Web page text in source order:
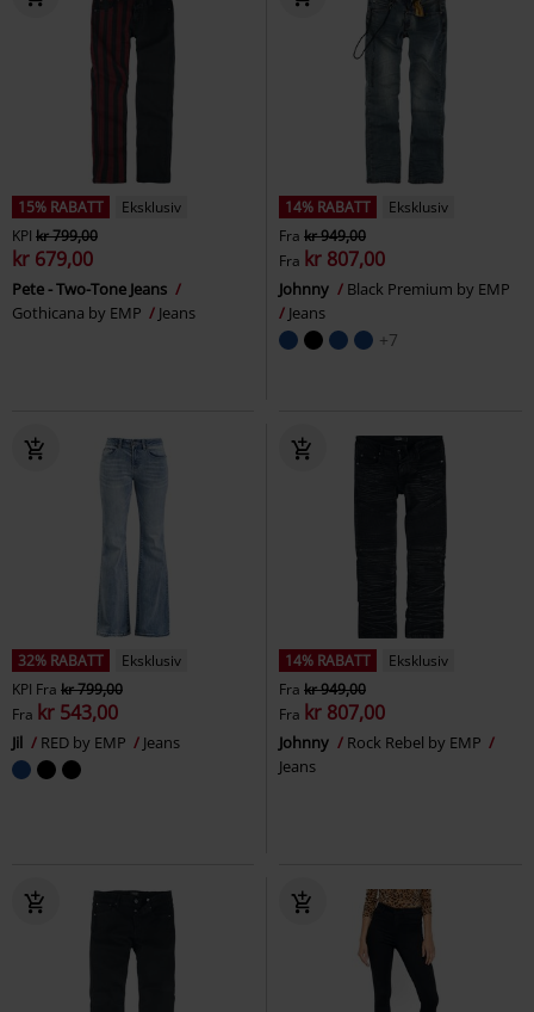
15% RABATT
Eksklusiv
KPI kr 799,00
kr 679,00
Pete - Two-Tone Jeans
Gothicana by EMP
Jeans
14% RABATT
Eksklusiv
Fra kr 949,00
Fra kr 807,00
Johnny
Black Premium by EMP
Jeans
+7
32% RABATT
Eksklusiv
KPI Fra kr 799,00
Fra kr 543,00
Jil RED by EMP Jeans
14% RABATT
Eksklusiv
Fra kr 949,00
Fra kr 807,00
Johnny
Rock Rebel by EMP
Jeans